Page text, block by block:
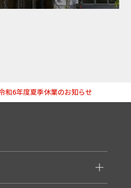
和6年度夏季休業のお知らせ